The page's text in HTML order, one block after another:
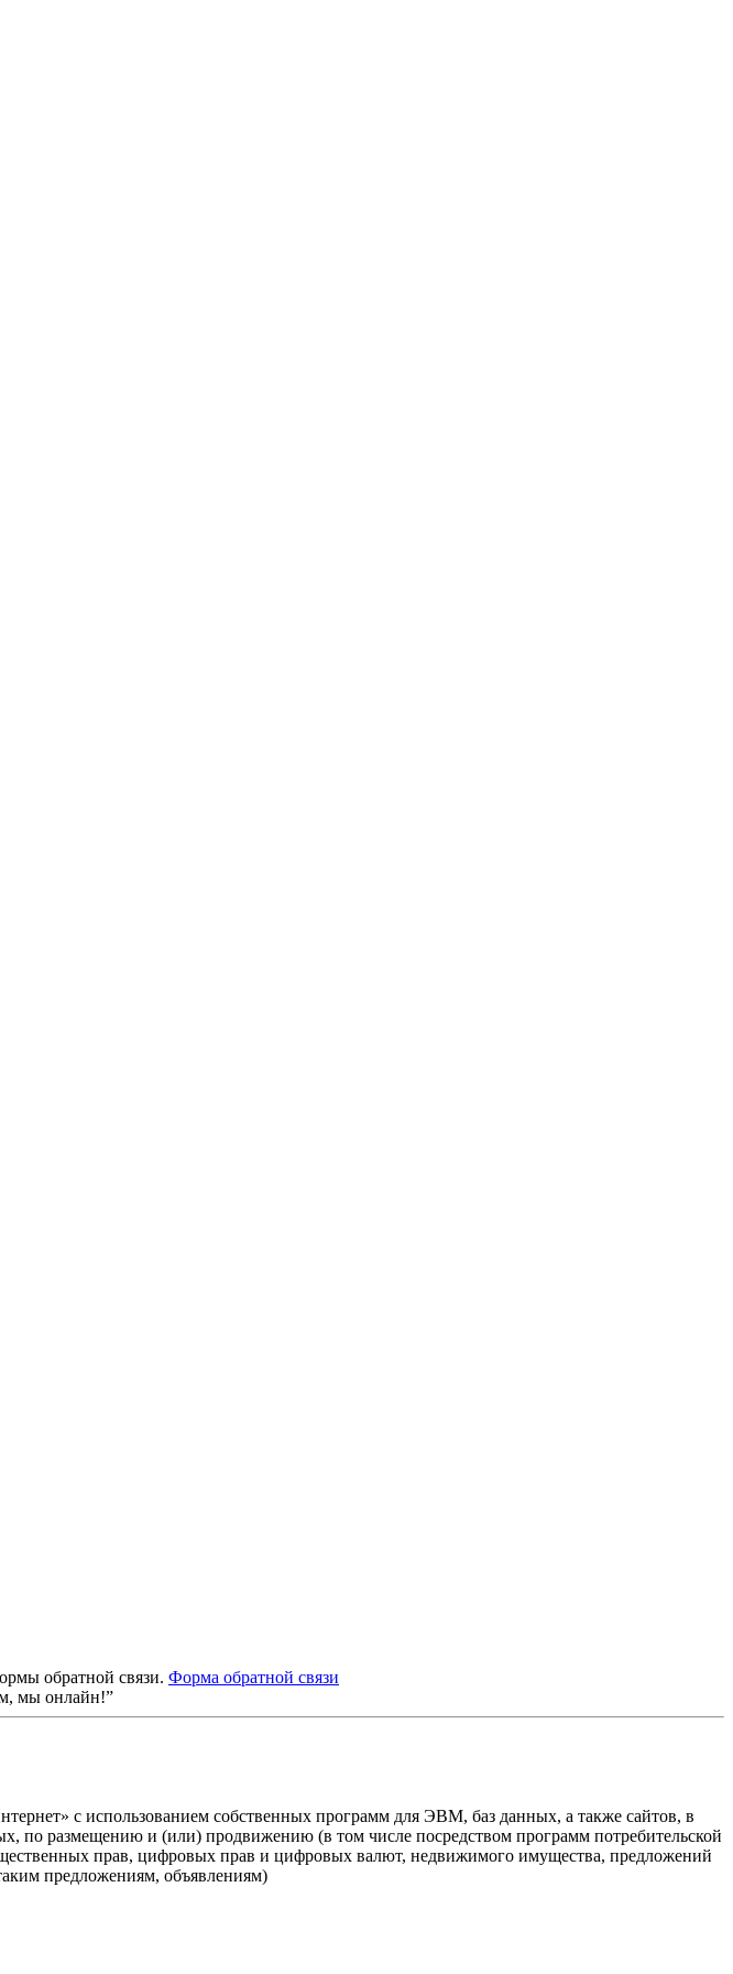
обратной связи. Форма обратной связи
мы онлайн!”
с использованием собственных программ для ЭВМ, баз данных, а также сайтов, в
по размещению и (или) продвижению (в том числе посредством программ потребительской
прав, цифровых прав и цифровых валют, недвижимого имущества, предложений
предложениям, объявлениям)